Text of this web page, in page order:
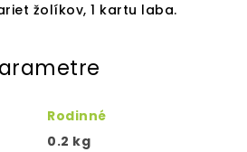
žolíkov, 1 kartu laba.
Rodinné
0.2 kg